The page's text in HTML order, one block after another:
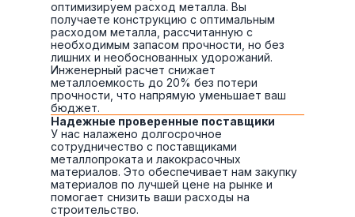
оптимизируем расход металла. Вы
получаете конструкцию с оптимальным
расходом металла, рассчитанную с
необходимым запасом прочности, но без
лишних и необоснованных удорожаний.
Инженерный расчет снижает
металлоемкость до 20% без потери
прочности, что напрямую уменьшает ваш
бюджет.
Надежные проверенные поставщики
У нас налажено долгосрочное
сотрудничество с поставщиками
металлопроката и лакокрасочных
материалов. Это обеспечивает нам закупку
материалов по лучшей цене на рынке и
помогает снизить ваши расходы на
строительство.